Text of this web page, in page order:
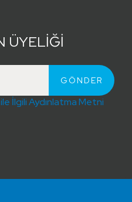
ÜYELİĞİ
İlgili Aydınlatma Metni